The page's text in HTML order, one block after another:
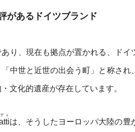
があるドイツブランド
り、現在も拠点が置かれる、ドイ
中世と近世の出会う町」と称され
文化的遺産が存在しています。
ィ
は、そうしたヨーロッパ大陸の豊